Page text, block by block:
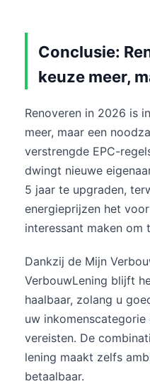
Conclusie:
keuze meer,
Renoveren in 2026 is
meer, maar een
verstrengde EPC-
dwingt nieuwe
5 jaar te upgraden,
energieprijzen het
interessant maken om
Dankzij de Mijn
VerbouwLening blijft
haalbaar, zolang u
uw inkomenscategorie
vereisten. De
lening maakt zelfs
betaalbaar.